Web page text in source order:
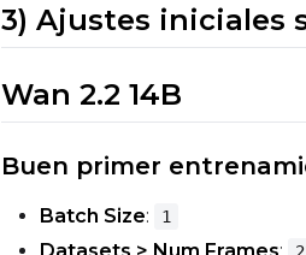
3) Ajustes iniciales
Wan 2.2 14B
Buen primer
Batch Size: 1